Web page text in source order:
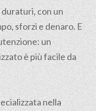
con un
sforzi e denaro. E
un
è più facile da
nella